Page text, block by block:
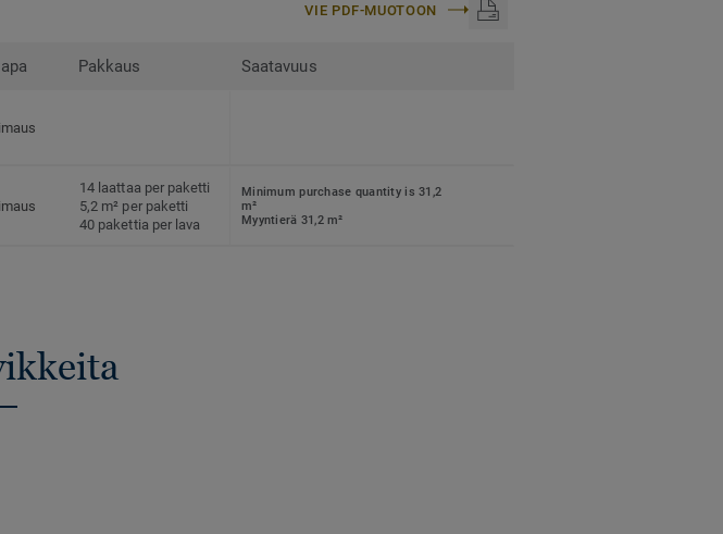
VIE PDF-MUOTOON
Pakkaus Saatavuus
14 laattaa per paketti
5,2 m² per paketti
40 pakettia per lava
Minimum purchase quantity is 31,2
m²
Myyntierä 31,2 m²